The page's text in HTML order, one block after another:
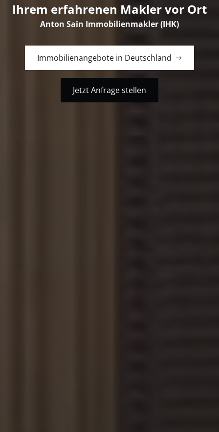
Ihrem erfahrenen Makler vor Ort
Anton Sain Immobilienmakler (IHK)
Immobilienangebote in Deutschland
Jetzt Anfrage stellen